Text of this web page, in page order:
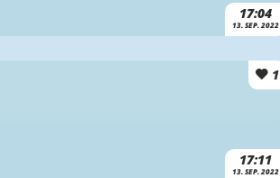
17:04
13. SEP. 2022
1
17:11
13. SEP. 2022